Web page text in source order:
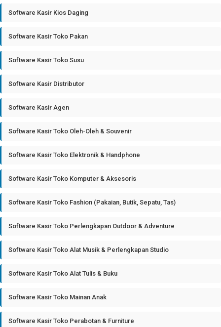
Software Kasir Kios Daging
Software Kasir Toko Pakan
Software Kasir Toko Susu
Software Kasir Distributor
Software Kasir Agen
Software Kasir Toko Oleh-Oleh & Souvenir
Software Kasir Toko Elektronik & Handphone
Software Kasir Toko Komputer & Aksesoris
Software Kasir Toko Fashion (Pakaian, Butik, Sepatu, Tas)
Software Kasir Toko Perlengkapan Outdoor & Adventure
Software Kasir Toko Alat Musik & Perlengkapan Studio
Software Kasir Toko Alat Tulis & Buku
Software Kasir Toko Mainan Anak
Software Kasir Toko Perabotan & Furniture